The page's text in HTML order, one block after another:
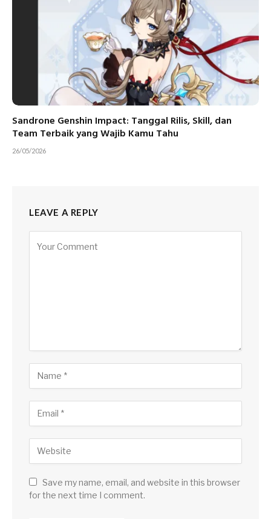
Sandrone Genshin Impact: Tanggal Rilis, Skill, dan
Team Terbaik yang Wajib Kamu Tahu
26/05/2026
LEAVE A REPLY
Save my name, email, and website in this browser
for the next time I comment.